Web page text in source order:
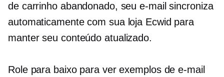
de carrinho abandonado, seu e-mail sincroniza
automaticamente com sua loja Ecwid para
manter seu conteúdo atualizado.
Role para baixo para ver exemplos de e-mail